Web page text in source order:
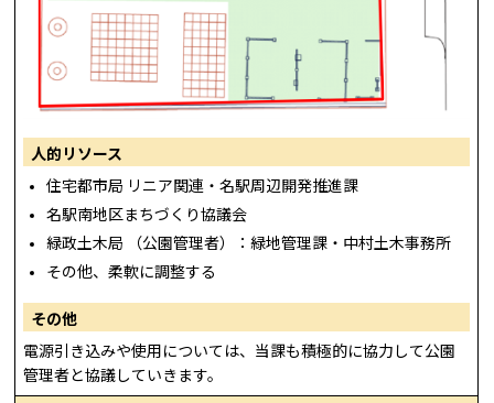
人的リソース
住宅都市局 リニア関連・名駅周辺開発推進課
名駅南地区まちづくり協議会
緑政土木局 （公園管理者）：緑地管理課・中村土木事務所
その他、柔軟に調整する
その他
電源引き込みや使用については、当課も積極的に協力して公園
管理者と協議していきます。